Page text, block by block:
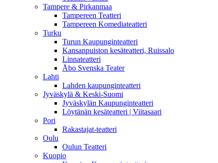
Tampere & Pirkanmaa
Tampereen Teatteri
Tampereen Komediateatteri
Turku
Turun Kaupunginteatteri
Kansanpuiston kesäteatteri, Ruissalo
Linnateatteri
Åbo Svenska Teater
Lahti
Lahden kaupunginteatteri
Jyväskylä & Keski-Suomi
Jyväskylän Kaupunginteatteri
Löytänän kesäteatteri | Viitasaari
Pori
Rakastajat-teatteri
Oulu
Oulun Teatteri
Kuopio